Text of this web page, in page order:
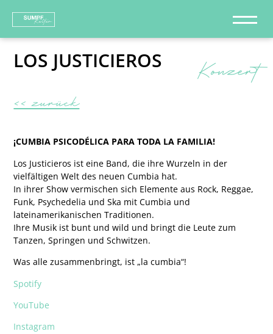
LOS JUSTICIEROS Konzert
<< zurück
¡CUMBIA PSICODÉLICA PARA TODA LA FAMILIA!
Los Justicieros ist eine Band, die ihre Wurzeln in der
vielfältigen Welt des neuen Cumbia hat.
In ihrer Show vermischen sich Elemente aus Rock, Reggae,
Funk, Psychedelia und Ska mit Cumbia und
lateinamerikanischen Traditionen.
Ihre Musik ist bunt und wild und bringt die Leute zum
Tanzen, Springen und Schwitzen.
Was alle zusammenbringt, ist „la cumbia“!
Spotify
YouTube
Instagram